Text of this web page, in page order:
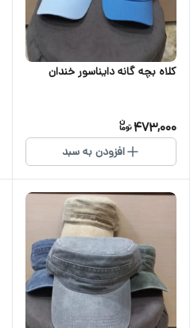
کلاه بچه گانه دایناسور خندان
473,000
افزودن به سبد